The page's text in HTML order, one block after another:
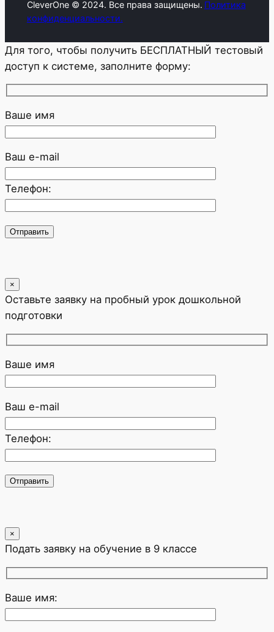
CleverOne © 2024. Все права защищены. Политика
конфиденциальности.
Для того, чтобы получить БЕСПЛАТНЫЙ тестовый
доступ к системе, заполните форму:
Ваше имя
Ваш e-mail
Телефон:
×
Оставьте заявку на пробный урок дошкольной
подготовки
Ваше имя
Ваш e-mail
Телефон:
×
Подать заявку на обучение в 9 классе
Ваше имя: